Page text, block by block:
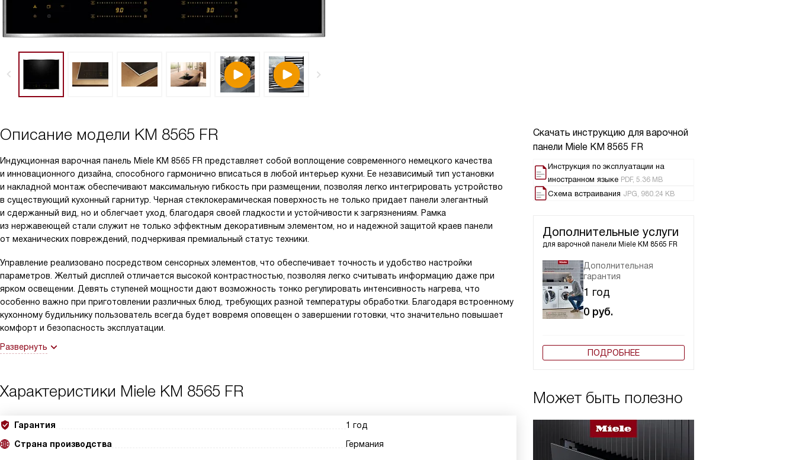
Скачать инструкцию для варочной
панели Miele KM 8565 FR
Инструкция по эксплуатации на
иностранном языке PDF, 5.36 MB
Схема встраивания JPG, 980.24 KB
Дополнительные услуги
для варочной панели Miele KM 8565 FR
Дополнительная
гарантия
1 год
0 руб.
ПОДРОБНЕЕ
Может быть полезно
Описание модели KM 8565 FR
Индукционная варочная панель Miele KM 8565 FR представляет собой воплощение современного немецкого качества
и инновационного дизайна, способного гармонично вписаться в любой интерьер кухни. Ее независимый тип установки
и накладной монтаж обеспечивают максимальную гибкость при размещении, позволяя легко интегрировать устройство
в существующий кухонный гарнитур. Черная стеклокерамическая поверхность не только придает панели элегантный
и сдержанный вид, но и облегчает уход, благодаря своей гладкости и устойчивости к загрязнениям. Рамка
из нержавеющей стали служит не только эффектным декоративным элементом, но и надежной защитой краев панели
от механических повреждений, подчеркивая премиальный статус техники.
Управление реализовано посредством сенсорных элементов, что обеспечивает точность и удобство настройки
параметров. Желтый дисплей отличается высокой контрастностью, позволяя легко считывать информацию даже при
ярком освещении. Девять ступеней мощности дают возможность тонко регулировать интенсивность нагрева, что
особенно важно при приготовлении различных блюд, требующих разной температуры обработки. Благодаря встроенному
кухонному будильнику пользователь всегда будет вовремя оповещен о завершении готовки, что значительно повышает
комфорт и безопасность эксплуатации.
Развернуть
Характеристики Miele KM 8565 FR
Гарантия
1 год
Страна производства
Германия